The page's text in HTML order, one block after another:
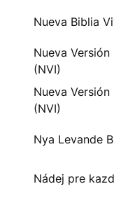
Nueva Biblia
Nueva
(NVI)
Nueva
(NVI)
Nya Levande
Nádej pre